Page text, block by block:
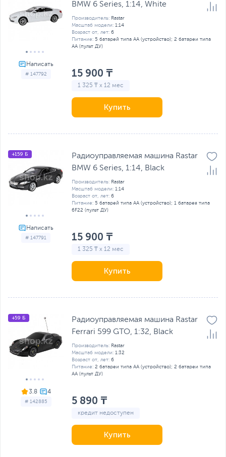
# 147792
BMW 6 Series, 1:14, White
Производитель: Rastar
Масштаб модели: 1:14
Возраст от, лет: 6
Питание: 5 батарей типа AA (устройство); 2 батареи типа
AA (пульт ДУ)
15 900 ₸
1 325 ₸ x 12 мес
Купить
# 147791
+159 Б
Радиоуправляемая машина Rastar
BMW 6 Series, 1:14, Black
Производитель: Rastar
Масштаб модели: 1:14
Возраст от, лет: 6
Питание: 5 батарей типа AA (устройство); 1 батарея типа
6F22 (пульт ДУ)
15 900 ₸
1 325 ₸ x 12 мес
Купить
3.8
# 142885
+59 Б
Радиоуправляемая машина Rastar
Ferrari 599 GTO, 1:32, Black
Производитель: Rastar
Масштаб модели: 1:32
Возраст от, лет: 6
Питание: 2 батареи типа AA (устройство); 2 батареи типа
AA (пульт ДУ)
5 890 ₸
кредит недоступен
Купить